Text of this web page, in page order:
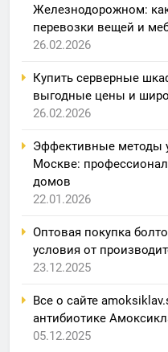
Железнодорожном: как
перевозки вещей и
26.02.2026
Купить серверные
выгодные цены и
26.02.2026
Эффективные методы
Москве:
домов
22.01.2026
Оптовая покупка
условия от
23.12.2025
Все о сайте
антибиотике
05.12.2025